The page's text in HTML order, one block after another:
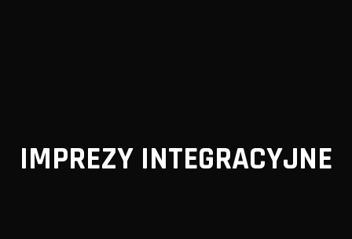
IMPREZY INTEGRACYJNE